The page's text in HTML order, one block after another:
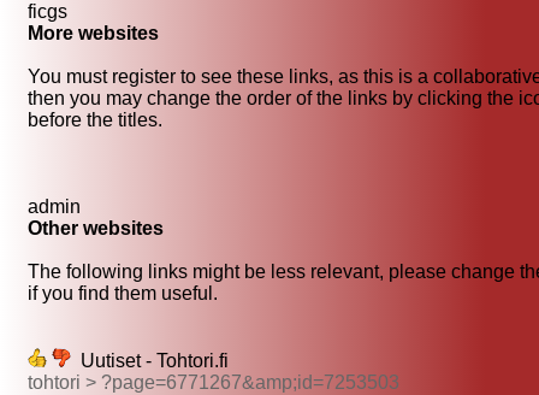
ficgs
More websites
You must register to see these links, as this is a
then you may change the order of the links by clicking the
before the titles.
admin
Other websites
The following links might be less relevant, please change
if you find them useful.
Uutiset - Tohtori.fi
tohtori > ?page=6771267&amp;id=7253503